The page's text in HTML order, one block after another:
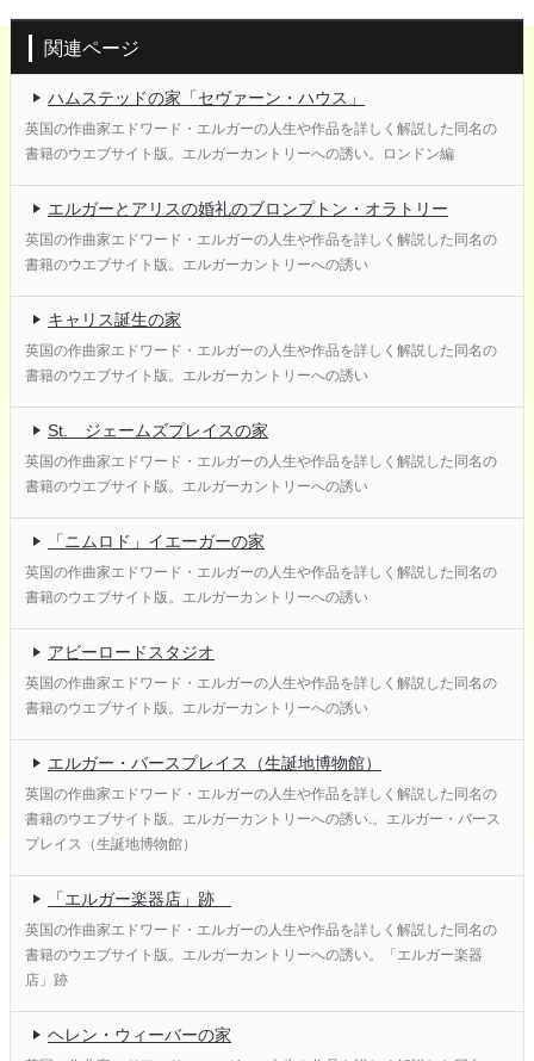
関連ページ
ハムステッドの家「セヴァーン・ハウス」
英国の作曲家エドワード・エルガーの人生や作品を詳しく解説した同名の
書籍のウエブサイト版。エルガーカントリーへの誘い。ロンドン編
エルガーとアリスの婚礼のブロンプトン・オラトリー
英国の作曲家エドワード・エルガーの人生や作品を詳しく解説した同名の
書籍のウエブサイト版。エルガーカントリーへの誘い
キャリス誕生の家
英国の作曲家エドワード・エルガーの人生や作品を詳しく解説した同名の
書籍のウエブサイト版。エルガーカントリーへの誘い
St. ジェームズプレイスの家
英国の作曲家エドワード・エルガーの人生や作品を詳しく解説した同名の
書籍のウエブサイト版。エルガーカントリーへの誘い
「ニムロド」イエーガーの家
英国の作曲家エドワード・エルガーの人生や作品を詳しく解説した同名の
書籍のウエブサイト版。エルガーカントリーへの誘い
アビーロードスタジオ
英国の作曲家エドワード・エルガーの人生や作品を詳しく解説した同名の
書籍のウエブサイト版。エルガーカントリーへの誘い
エルガー・バースプレイス（生誕地博物館）
英国の作曲家エドワード・エルガーの人生や作品を詳しく解説した同名の
書籍のウエブサイト版。エルガーカントリーへの誘い.。エルガー・バース
プレイス（生誕地博物館）
「エルガー楽器店」跡
英国の作曲家エドワード・エルガーの人生や作品を詳しく解説した同名の
書籍のウエブサイト版。エルガーカントリーへの誘い。「エルガー楽器
店」跡
ヘレン・ウィーバーの家